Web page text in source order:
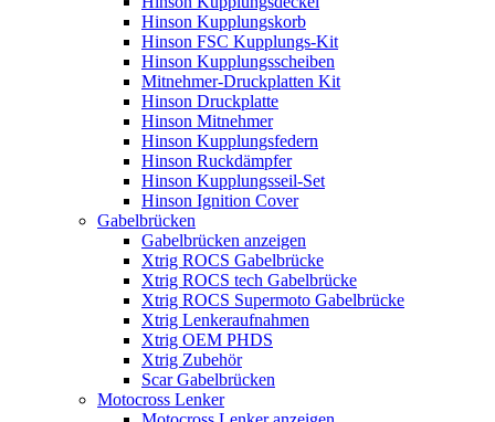
Hinson Kupplungskorb
Hinson FSC Kupplungs-Kit
Hinson Kupplungsscheiben
Mitnehmer-Druckplatten Kit
Hinson Druckplatte
Hinson Mitnehmer
Hinson Kupplungsfedern
Hinson Ruckdämpfer
Hinson Kupplungsseil-Set
Hinson Ignition Cover
Gabelbrücken
Gabelbrücken anzeigen
Xtrig ROCS Gabelbrücke
Xtrig ROCS tech Gabelbrücke
Xtrig ROCS Supermoto Gabelbrücke
Xtrig Lenkeraufnahmen
Xtrig OEM PHDS
Xtrig Zubehör
Scar Gabelbrücken
Motocross Lenker